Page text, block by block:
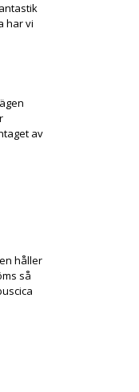
har vi
av
håller
så